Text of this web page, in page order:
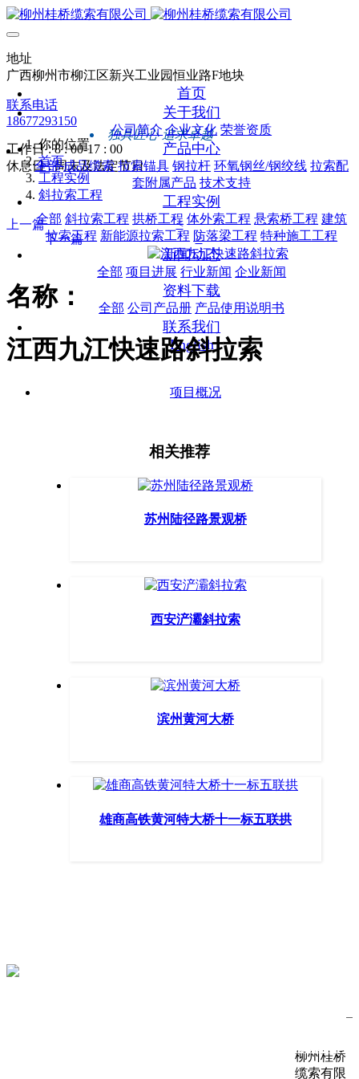
地址
广西柳州市柳江区新兴工业园恒业路F地块
联系电话
18677293150
工作日 : 8 : 00-17 : 00
休息日 : 周末及法定节日
独具匠心 追求卓越
首页
关于我们
公司简介 企业文化 荣誉资质
产品中心
全部 成品缆索 拉索锚具 钢拉杆 环氧钢丝/钢绞线 拉索配
套附属产品 技术支持
工程实例
全部 斜拉索工程 拱桥工程 体外索工程 悬索桥工程 建筑
拉索工程 新能源拉索工程 防落梁工程 特种施工工程
新闻动态
全部 项目进展 行业新闻 企业新闻
资料下载
全部 公司产品册 产品使用说明书
联系我们
English
你的位置
首页
工程实例
斜拉索工程
<
上一篇
>
下一篇
名称：
江西九江快速路斜拉索
项目概况
相关推荐
苏州陆径路景观桥
西安浐灞斜拉索
滨州黄河大桥
雄商高铁黄河特大桥十一标五联拱
联系我们
柳州桂桥
缆索有限